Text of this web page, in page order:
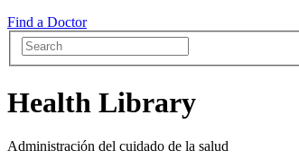
Find a Doctor
Health Library
Administración del cuidado de la salud